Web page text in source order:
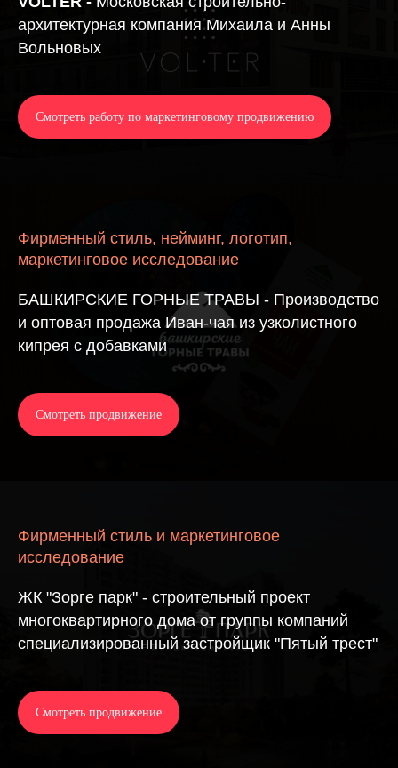
архитектурная компания Михаила и Анны
Вольновых
Смотреть работу по маркетинговому продвижению
Фирменный стиль, нейминг, логотип,
маркетинговое исследование
БАШКИРСКИЕ ГОРНЫЕ ТРАВЫ - Производство
и оптовая продажа Иван-чая из узколистного
кипрея с добавками
Смотреть продвижение
Фирменный стиль и маркетинговое
исследование
ЖК "Зорге парк" - строительный проект
многоквартирного дома от группы компаний
специализированный застройщик "Пятый трест"
Смотреть продвижение